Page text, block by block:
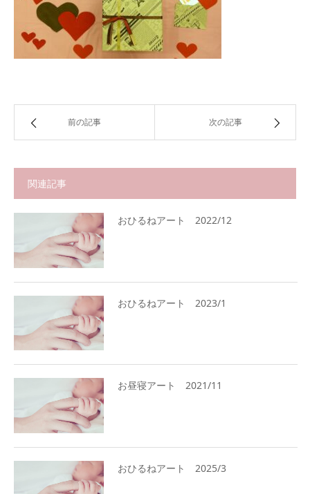
前の記事 次の記事
関連記事
おひるねアート 2022/12
おひるねアート 2023/1
お昼寝アート 2021/11
おひるねアート 2025/3